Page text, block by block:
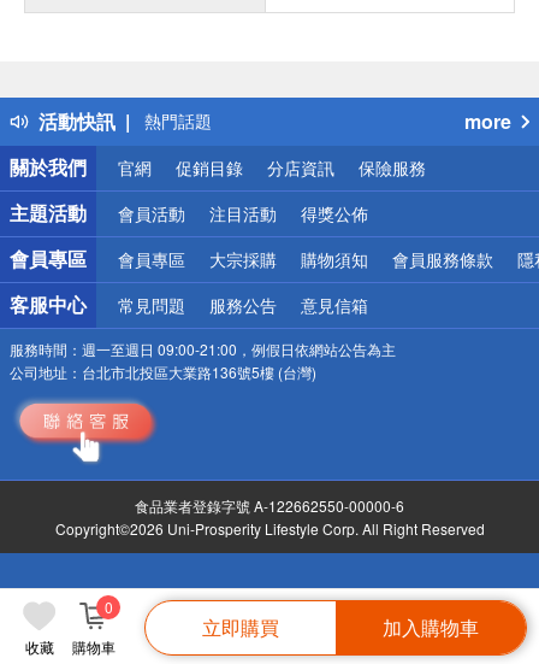
收藏 購物車
0
立即購買 加入購物車
活動快訊
得獎公告
熱門話題
銀行優惠
偏遠地區配送
詐騙網頁！請小心！
more
關於我們
官網 促銷目錄 分店資訊 保險服務
主題活動 會員活動 注目活動 得獎公佈
會員專區 會員專區 大宗採購 購物須知 會員服務條款 隱
客服中心 常見問題 服務公告 意見信箱
服務時間： 週一至週日 09:00-21:00，例假日依網站公告為主
公司地址： 台北市北投區大業路136號5樓 (台灣)
食品業者登錄字號 A-122662550-00000-6
Copyright©2026 Uni-Prosperity Lifestyle Corp. All Right Reserved